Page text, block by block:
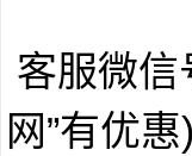
客服微信
网”有优惠)